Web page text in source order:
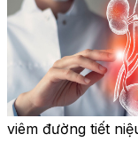
viêm đường tiết